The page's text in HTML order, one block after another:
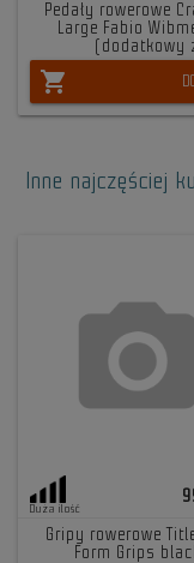
Pedały rowerowe
Large Fabio
(dodatkowy
shopping_cart
Inne najczęściej
Duża ilość
Gripy rowerowe Title
Form Grips